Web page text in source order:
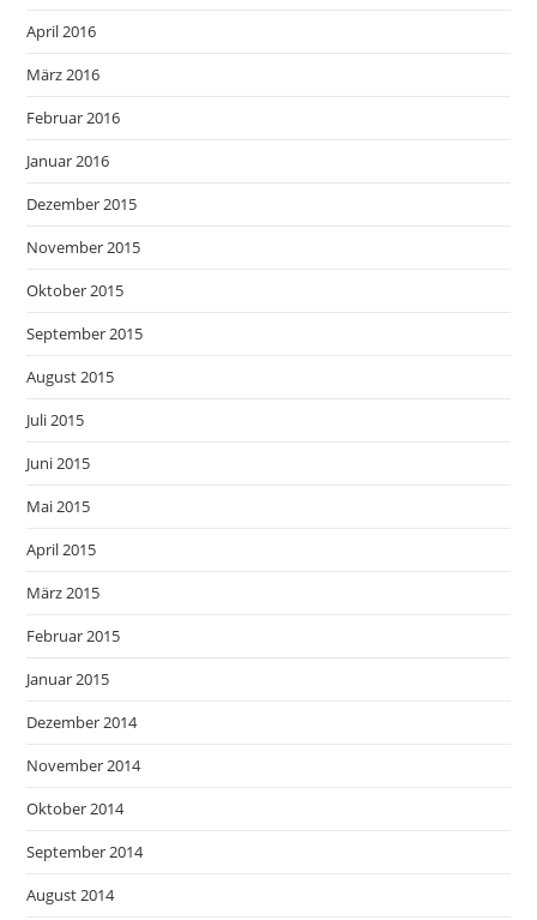
April 2016
März 2016
Februar 2016
Januar 2016
Dezember 2015
November 2015
Oktober 2015
September 2015
August 2015
Juli 2015
Juni 2015
Mai 2015
April 2015
März 2015
Februar 2015
Januar 2015
Dezember 2014
November 2014
Oktober 2014
September 2014
August 2014